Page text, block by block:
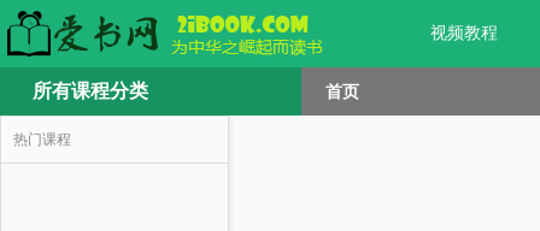
视频教程
所有课程分类 首页
热门课程